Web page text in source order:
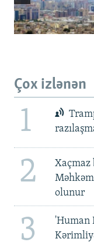
Çox izlənən
1
2
Xaçmaz
olunur
3
'Human